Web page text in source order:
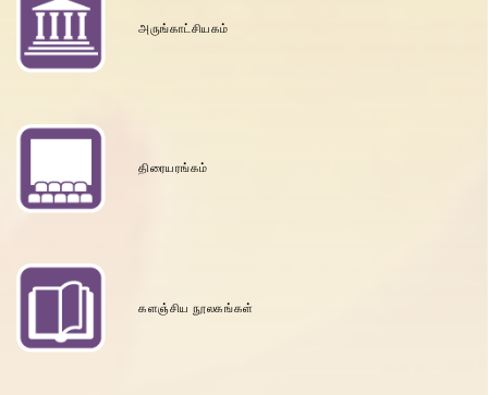
அருங்காட்சியகம்
திரையரங்கம்
களஞ்சிய நூலகங்கள்